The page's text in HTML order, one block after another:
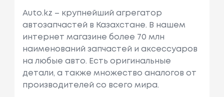
Auto.kz – крупнейший агрегатор
автозапчастей в Казахстане. В нашем
интернет магазине более 70 млн
наименований запчастей и аксессуаров
на любые авто. Есть оригинальные
детали, а также множество аналогов от
производителей со всего мира.